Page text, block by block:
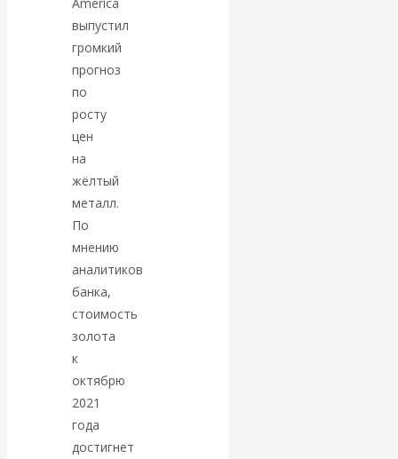
Валентин
КАтасонов.
Парадоксы
денежной
системы России.
Комментарий к
последним
данным
Центробанка о
наличной
денежной массе
выпустил
громкий
прогноз
по
росту
цен
на
жёлтый
металл.
По
мнению
аналитиков
банка,
стоимость
золота
к
октябрю
2021
года
достигнет